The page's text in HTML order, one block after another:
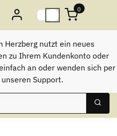
0
Herzberg nutzt ein neues
zu Ihrem Kundenkonto oder
an oder wenden sich per
Support.